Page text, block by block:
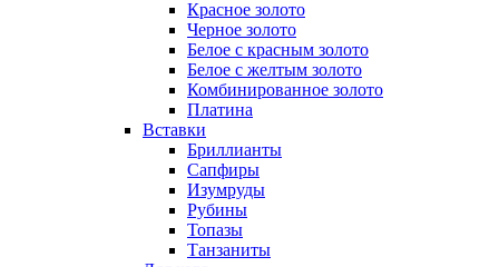
Красное золото
Черное золото
Белое с красным золото
Белое с желтым золото
Комбинированное золото
Платина
Вставки
Бриллианты
Сапфиры
Изумруды
Рубины
Топазы
Танзаниты